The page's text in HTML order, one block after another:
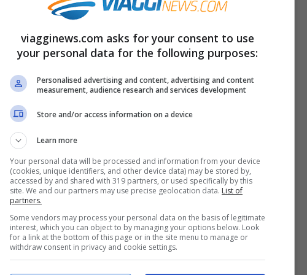
corpo e mente
è solo rigenerante per lo spirito! Fa
a determinati
una manna per ilsistema
, ma non solo. Spesso una
un paio di allenamenti in palestra!
ma ce ne sono alcuni che vengono
di più
e usati maggiormente sono i
camminare anche in salita.
viagginews.com asks for your consent to use
your personal data for the following purposes:
Personalised advertising and content, advertising and content
measurement, audience research and services development
Store and/or access information on a device
Learn more
Your personal data will be processed and information from your device
(cookies, unique identifiers, and other device data) may be stored by,
accessed by and shared with 319 partners, or used specifically by this
site. We and our partners may use precise geolocation data. List of
partners.
Some vendors may process your personal data on the basis of legitimate
interest, which you can object to by managing your options below. Look
for a link at the bottom of this page or in the site menu to manage or
withdraw consent in privacy and cookie settings.